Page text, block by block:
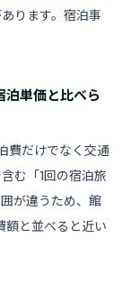
ります。宿泊事
泊単価と比べら
費だけでなく交通
む「1回の宿泊旅
が違うため、館
額と並べると近い